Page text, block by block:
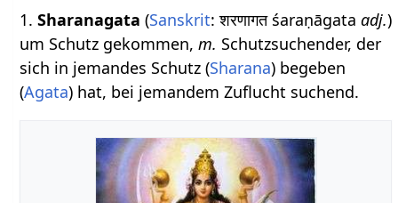
1.Sharanagata (Sanskrit: शरणागत śaraṇāgataadj.)
um Schutz gekommen,m. Schutzsuchender, der
sich in jemandes Schutz (Sharana) begeben
(Agata) hat, bei jemandem Zuflucht suchend.